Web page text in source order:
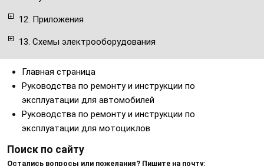
12. Приложения
13. Схемы электрооборудования
Главная страница
Руководства по ремонту и инструкции по
эксплуатации для автомобилей
Руководства по ремонту и инструкции по
эксплуатации для мотоциклов
Поиск по сайту
Остались вопросы или пожелания? Пишите на почту: